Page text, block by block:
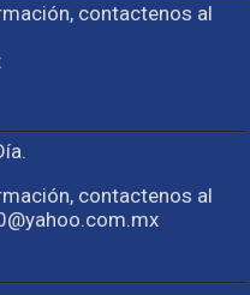
contactenos al
contactenos al